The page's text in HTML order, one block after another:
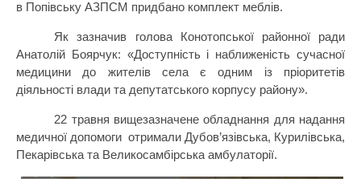
в Попівську АЗПСМ придбано комплект меблів.
Як зазначив голова Конотопської районної ради
Анатолій Боярчук: «Доступність і наближеність сучасної
медицини до жителів села є одним із пріоритетів
діяльності влади та депутатського корпусу району».
22 травня вищезазначене обладнання для надання
медичної допомоги отримали Дубов’язівська, Курилівська,
Пекарівська та Великосамбірська амбулаторії.